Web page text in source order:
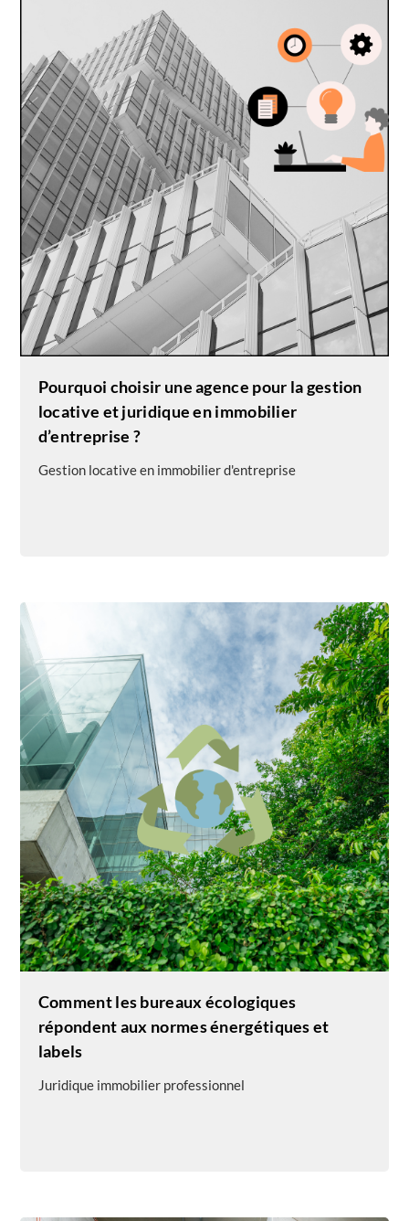
Pourquoi choisir une agence pour la gestion
locative et juridique en immobilier
d’entreprise ?
Gestion locative en immobilier d'entreprise
Comment les bureaux écologiques
répondent aux normes énergétiques et
labels
Juridique immobilier professionnel